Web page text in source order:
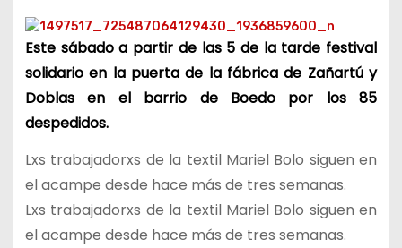
Este sábado a partir de las 5 de la tarde festival
solidario en la puerta de la fábrica de Zañartú y
Doblas en el barrio de Boedo por los 85
despedidos.
Lxs trabajadorxs de la textil Mariel Bolo siguen en
el acampe desde hace más de tres semanas.
Lxs trabajadorxs de la textil Mariel Bolo siguen en
el acampe desde hace más de tres semanas.